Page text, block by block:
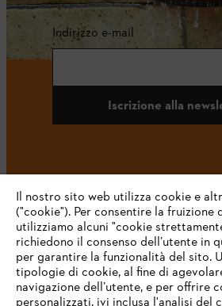
Indirizzo e-mail
Iscrizione alla
Il nostro sito web utilizza cookie e
("cookie"). Per consentire la fruizione
utilizziamo alcuni "cookie
richiedono il consenso dell’utente in
per garantire la funzionalità del sito.
tipologie di cookie, al fine di
navigazione dell’utente, e per offrire